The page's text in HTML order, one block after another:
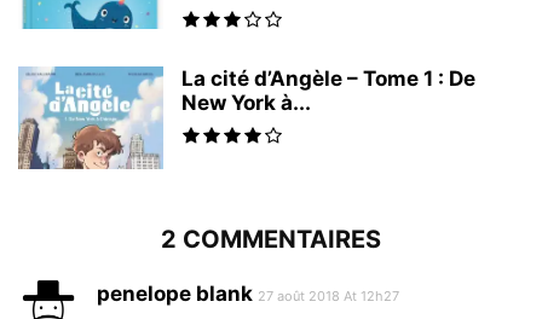
La cité d’Angèle – Tome 1 : De
New York à...
2 COMMENTAIRES
penelope blank 27 août 2018 At 12h27